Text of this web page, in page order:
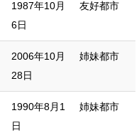
1987年10月
6日
友好都市
2006年10月
28日
姉妹都市
1990年8月1
日
姉妹都市